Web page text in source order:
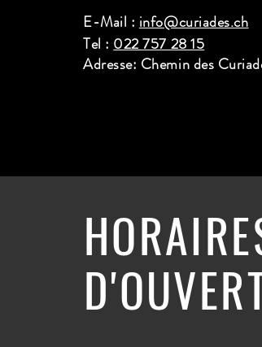
E-Mail : info@curiades.ch
Tel : 022 757 28 15
Adresse: Chemin des